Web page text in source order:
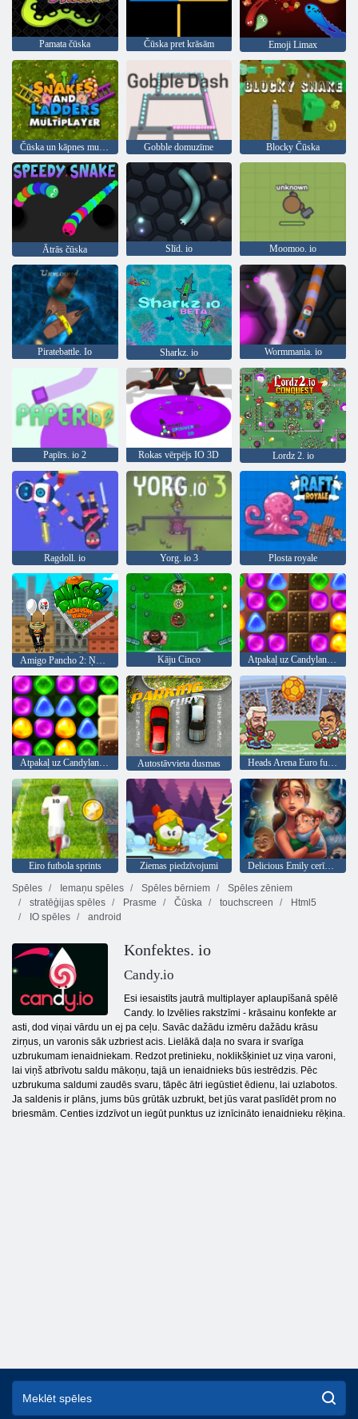
Pamata čūska Čūska pret krāsām Emoji Limax
Gobble domuzīme Blocky Čūska
Ātrās čūska Slīd. io Moomoo. io
Piratebattle. Io Sharkz. io Wormmania. io
Papīrs. io 2 Rokas vērpējs IO 3D Lordz 2. io
Ragdoll. io Yorg. io 3 Plosta royale
Amigo Pancho 2: Ņujorkas ballīte Kāju Cinco Atpakaļ uz Candyland 2
Atpakaļ uz Candyland 4: Lollipop Garden Autostāvvieta dusmas Heads Arena Euro futbols
Eiro futbola sprints Ziemas piedzīvojumi
Delicious Emily cerības un Bailes
Spēles
Iemaņu spēles Spēles bērniem
Spēles zēniem
stratēģijas spēles
Prasme Čūska touchscreen
Html5
IO spēles
android
Konfektes. io
Candy.io
Esi iesaistīts jautrā multiplayer aplaupīšanā spēlē
Candy. Io Izvēlies rakstzīmi - krāsainu konfekte ar
asti, dod viņai vārdu un ej pa ceļu. Savāc dažādu izmēru dažādu krāsu
zirņus, un varonis sāk uzbriest acis. Lielākā daļa no svara ir svarīga
uzbrukumam ienaidniekam. Redzot pretinieku, noklikšķiniet uz viņa varoni,
lai viņš atbrīvotu saldu mākoņu, tajā un ienaidnieks būs iestrēdzis. Pēc
uzbrukuma saldumi zaudēs svaru, tāpēc ātri iegūstiet ēdienu, lai uzlabotos.
Ja saldenis ir plāns, jums būs grūtāk uzbrukt, bet jūs varat paslīdēt prom no
briesmām. Centies izdzīvot un iegūt punktus uz iznīcināto ienaidnieku rēķina.